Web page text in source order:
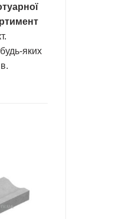
яких